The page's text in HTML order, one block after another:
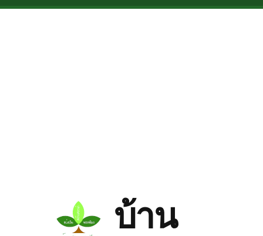
Skip to main content
บ้าน